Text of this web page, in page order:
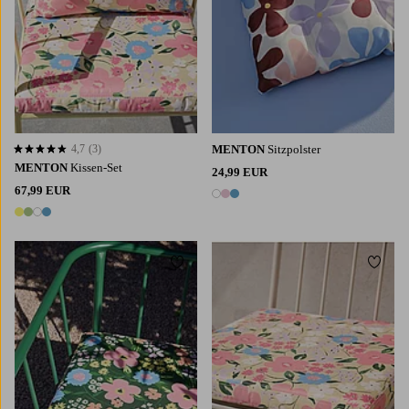
MENTON Kissen-Set
67,99 EUR
4 Farben
4,7 basierend auf 3 Bewertungen
4,7 (3) MENTON Sitzpolster
24,99 EUR
3 Farben
Zu Favoriten hinzufügen Zu